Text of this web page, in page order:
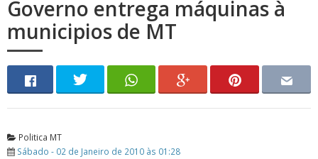
Governo entrega máquinas à
municipios de MT
Politica MT
Sábado - 02 de Janeiro de 2010 às 01:28